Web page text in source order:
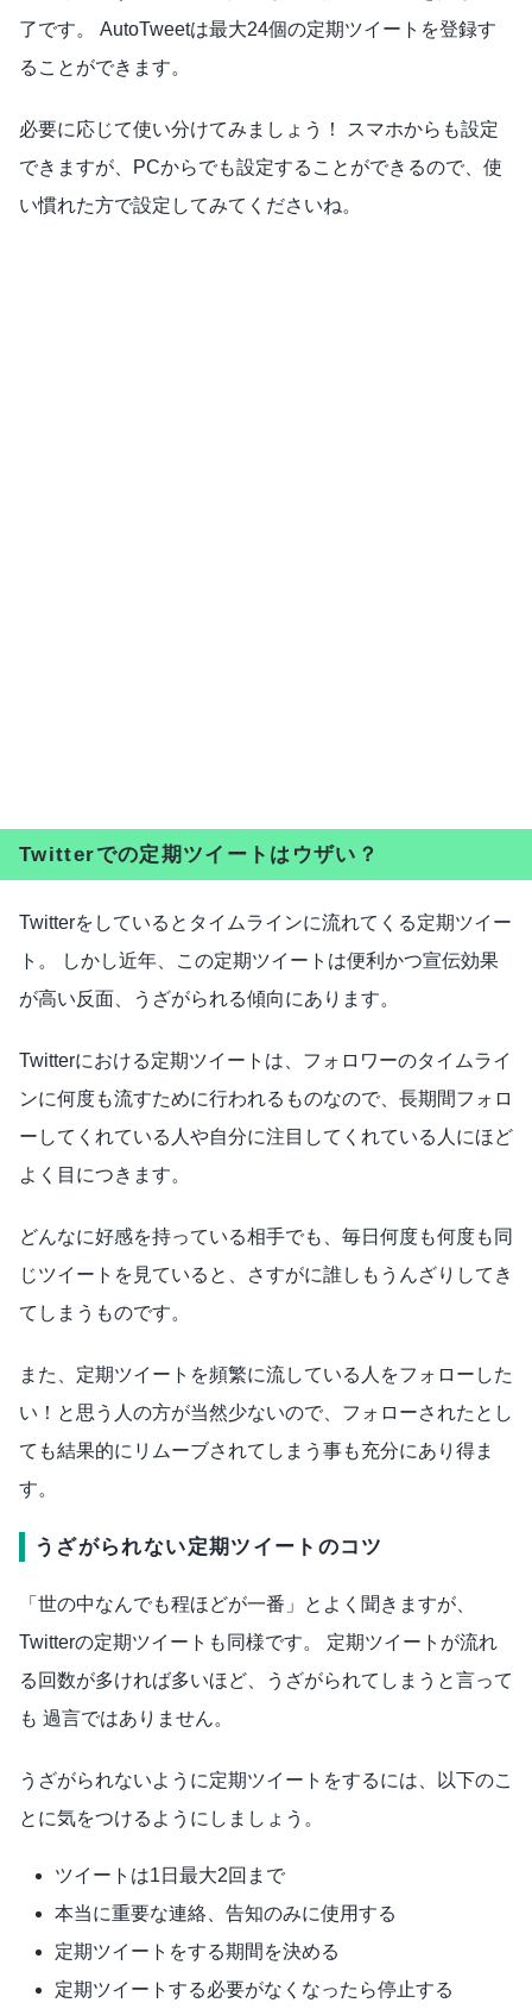
了です。 AutoTweetは最大24個の定期ツイートを登録す
ることができます。
必要に応じて使い分けてみましょう！ スマホからも設定
できますが、PCからでも設定することができるので、使
い慣れた方で設定してみてくださいね。
Twitterでの定期ツイートはウザい？
Twitterをしているとタイムラインに流れてくる定期ツイー
ト。 しかし近年、この定期ツイートは便利かつ宣伝効果
が高い反面、うざがられる傾向にあります。
Twitterにおける定期ツイートは、フォロワーのタイムライ
ンに何度も流すために行われるものなので、長期間フォロ
ーしてくれている人や自分に注目してくれている人にほど
よく目につきます。
どんなに好感を持っている相手でも、毎日何度も何度も同
じツイートを見ていると、さすがに誰しもうんざりしてき
てしまうものです。
また、定期ツイートを頻繁に流している人をフォローした
い！と思う人の方が当然少ないので、フォローされたとし
ても結果的にリムーブされてしまう事も充分にあり得ま
す。
うざがられない定期ツイートのコツ
「世の中なんでも程ほどが一番」とよく聞きますが、
Twitterの定期ツイートも同様です。 定期ツイートが流れ
る回数が多ければ多いほど、うざがられてしまうと言って
も 過言ではありません。
うざがられないように定期ツイートをするには、以下のこ
とに気をつけるようにしましょう。
ツイートは1日最大2回まで
本当に重要な連絡、告知のみに使用する
定期ツイートをする期間を決める
定期ツイートする必要がなくなったら停止する